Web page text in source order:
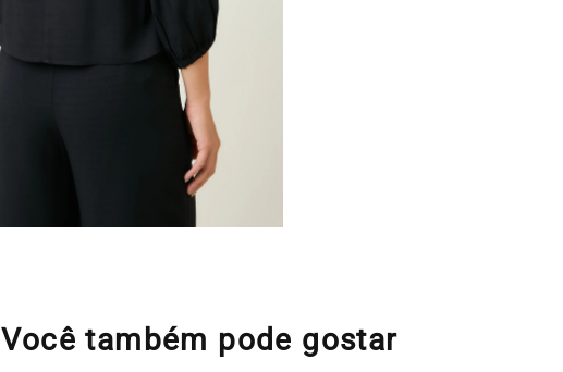
Você também pode gostar